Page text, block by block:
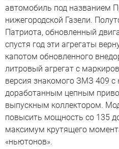
автомобиль под названием
нижегородской Газели.
Патриота, обновленный
спустя год эти агрегаты
капотом обновленного
литровый агрегат с
версия знакомого ЗМЗ 409
доработанным цепным
выпускным коллектором.
повысить мощность со 135
максимум крутящего
«ньютонов».